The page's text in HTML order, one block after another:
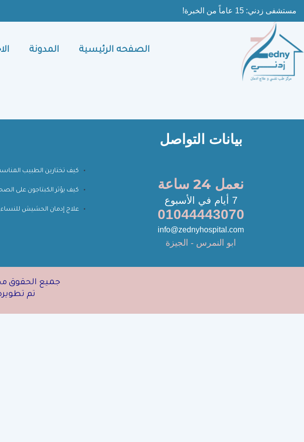
مستشفى زدني: 15 عاماً من الخبرة!
الصفحه الرئيسية المدونة
بيانات التواصل
نعمل 24 ساعة
7 أيام في الأسبوع
01044443070
info@zednyhospital.com
ابو النمرس - الجيزة
كيف تختارين الطبيب
كيف يؤثر الكبتاجون على
علاج إدمان الحشيش للنساء..
جميع الحقوق محفوظة ©
تم